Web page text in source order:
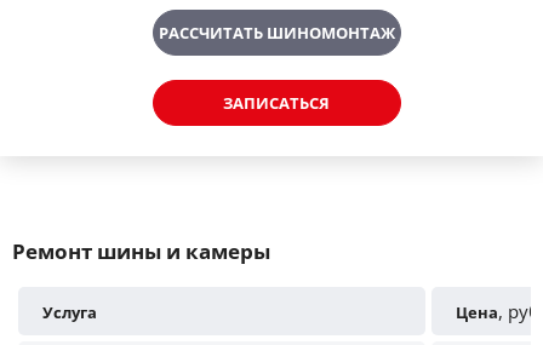
РАССЧИТАТЬ ШИНОМОНТАЖ
ЗАПИСАТЬСЯ
Ремонт шины и камеры
Услуга Цена, руб